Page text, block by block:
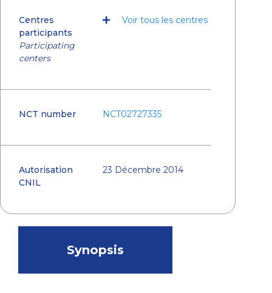
Centres
participants
Participating
centers
Voir tous les centres
NCT number NCT02727335
Autorisation
CNIL
23 Décembre 2014
Synopsis